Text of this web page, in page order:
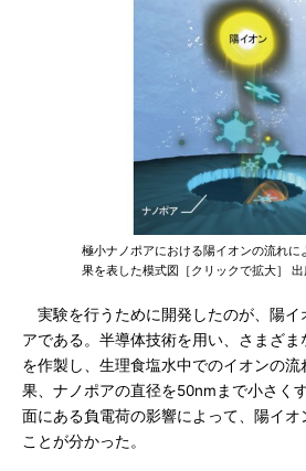
極小ナノポアにおける陽イオンの流れに
果を表した模式図［クリックで拡大］
実験を行うために開発したのが、陽イ
アである。半導体技術を用い、さまざ
を作製し、生理食塩水中でのイオンの
果、ナノポアの直径を50nmまで小さく
面にある負電荷の影響によって、陽イ
ことが分かった。